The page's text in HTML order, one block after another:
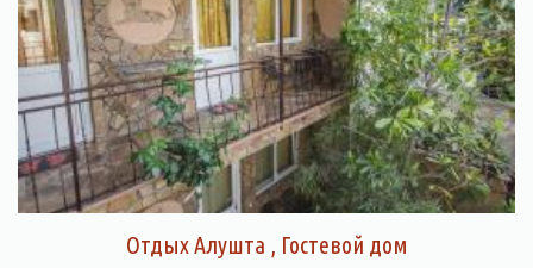
Отдых Алушта , Гостевой дом